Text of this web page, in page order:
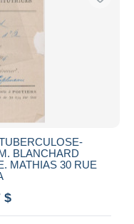
BLANCHARD
MATHIAS 30 RUE
$